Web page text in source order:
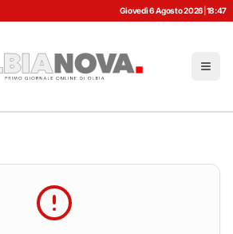
Giovedì 6 Agosto 2026 18:47